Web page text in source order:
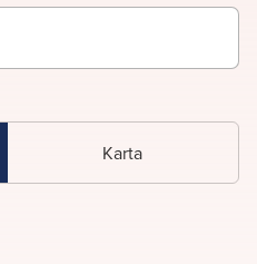
Karta